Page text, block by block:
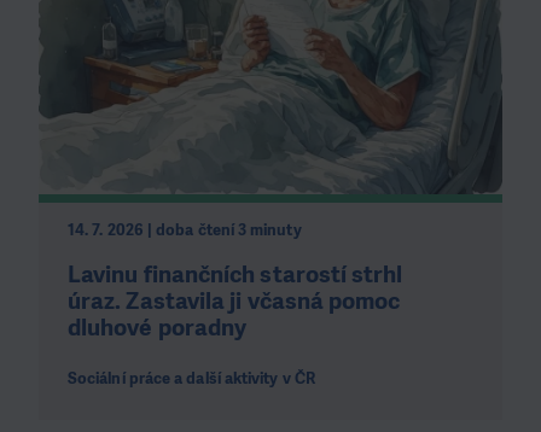
14. 7. 2026 | doba čtení 3 minuty
Lavinu finančních starostí strhl
úraz. Zastavila ji včasná pomoc
dluhové poradny
Sociální práce a další aktivity v ČR